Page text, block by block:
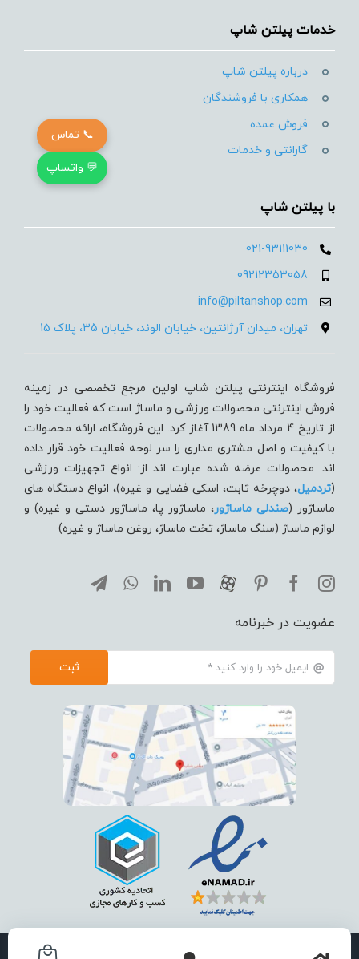
خدمات پیلتن شاپ
درباره پیلتن شاپ
همکاری با فروشندگان
فروش عمده
گارانتی و خدمات
با پیلتن شاپ
021-93111030
09212353058
info@piltanshop.com
تهران، میدان آرژانتین، خیابان الوند، خیابان 35، پلاک 15
فروشگاه اینترنتی پیلتن شاپ اولین مرجع تخصصی در زمینه
فروش اینترنتی محصولات ورزشی و ماساژ است که فعالیت خود را
از تاریخ 4 مرداد ماه 1389 آغاز کرد. این فروشگاه، ارائه محصولات
با کیفیت و اصل مشتری مداری را سر لوحه فعالیت خود قرار داده
اند. محصولات عرضه شده عبارت اند از: انواع تجهیزات ورزشی
(تردميل، دوچرخه ثابت، اسکی فضایی و غیره)، انواع دستگاه های
ماساژور (صندلی ماساژور، ماساژور پا، ماساژور دستی و غیره) و
لوازم ماساژ (سنگ ماساژ، تخت ماساژ، روغن ماساژ و غیره)
عضویت در خبرنامه
ثبت
📞 تماس
💬 واتساپ